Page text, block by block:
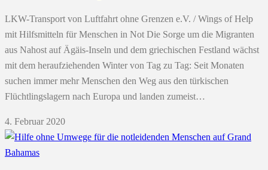
LKW-Transport von Luftfahrt ohne Grenzen e.V. / Wings of Help
mit Hilfsmitteln für Menschen in Not Die Sorge um die Migranten
aus Nahost auf Ägäis-Inseln und dem griechischen Festland wächst
mit dem heraufziehenden Winter von Tag zu Tag: Seit Monaten
suchen immer mehr Menschen den Weg aus den türkischen
Flüchtlingslagern nach Europa und landen zumeist…
4. Februar 2020